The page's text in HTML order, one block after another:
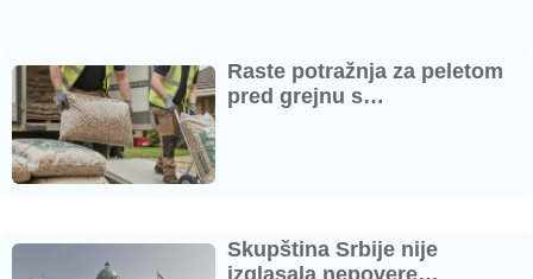
Raste potražnja za peletom
pred grejnu s…
Skupština Srbije nije
izglasala nepovere…